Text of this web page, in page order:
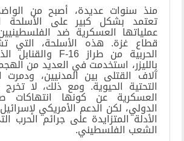
منذ سنوات عديدة، أصبح من
تعتمد بشكل كبير على الأسلحة
عملياتها العسكرية ضد
قطاع غزة. هذه الأسلحة، التي
الحربية من طرازF-16 والقنابل
بالليزر، استخدمت في العديد من
آلاف القتلى بين المدنيين، ودمرت
التحتية الحيوية. ومع ذلك، لا
العسكرية عن كونها انتهاكات
الدولي، لكن الدعم الأمريكي
الأدلة المتزايدة على جرائم الحرب
الشعب الفلسطيني.